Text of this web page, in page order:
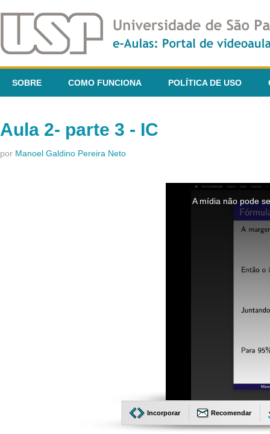
SOBRE COMO FUNCIONA POLÍTICA DE USO
Aula 2- parte 3 - IC
por Manoel Galdino Pereira Neto
A mídia não pode
Incorporar Recomendar